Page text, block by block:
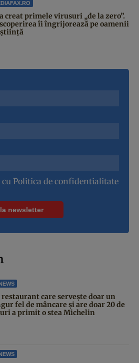
creat primele virusuri „de la zero”.
îi îngrijorează pe oamenii
știință
Politica de confidentialitate
restaurant care servește doar un
fel de mâncare și are doar 20 de
a primit o stea Michelin